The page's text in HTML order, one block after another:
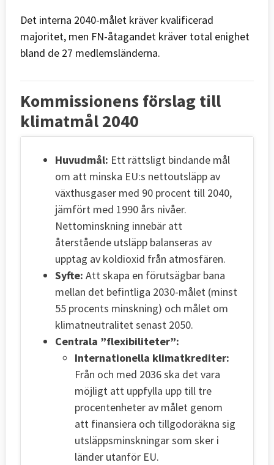
Det interna 2040-målet kräver kvalificerad
majoritet, men FN-åtagandet kräver total enighet
bland de 27 medlemsländerna.
Kommissionens förslag till
klimatmål 2040
Huvudmål: Ett rättsligt bindande mål
om att minska EU:s nettoutsläpp av
växthusgaser med 90 procent till 2040,
jämfört med 1990 års nivåer.
Nettominskning innebär att
återstående utsläpp balanseras av
upptag av koldioxid från atmosfären.
Syfte: Att skapa en förutsägbar bana
mellan det befintliga 2030-målet (minst
55 procents minskning) och målet om
klimatneutralitet senast 2050.
Centrala ”flexibiliteter”:
Internationella klimatkrediter:
Från och med 2036 ska det vara
möjligt att uppfylla upp till tre
procentenheter av målet genom
att finansiera och tillgodoräkna sig
utsläppsminskningar som sker i
länder utanför EU.